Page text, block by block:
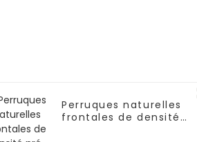
Perruques naturelles
frontales de densité